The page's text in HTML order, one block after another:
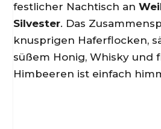
festlicher Nachtisch an
Silvester. Das
knusprigen Haferflocken,
süßem Honig, Whisky und
Himbeeren ist einfach